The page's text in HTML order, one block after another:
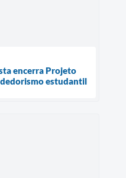
encerra Projeto
estudantil